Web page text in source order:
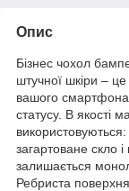
Опис
Бізнес чохол
штучної шкіри –
вашого
статусу. В якості
використовуються:
загартоване скло
залишається
Ребриста